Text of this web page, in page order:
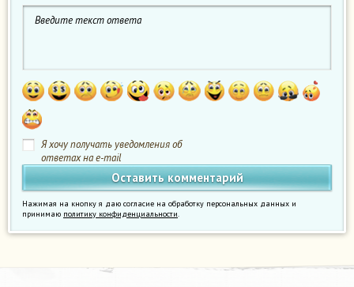
Я хочу получать уведомления об
ответах на e-mail
Нажимая на кнопку я даю согласие на обработку персональных данных и
принимаю политику конфиденциальности.